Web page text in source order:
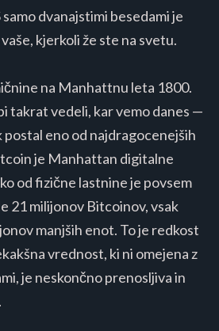
dvanajstimi besedami je
kjerkoli že ste na svetu.
na Manhattnu leta 1800.
takrat vedeli, kar vemo danes —
postal eno od najdragocenejših
je Manhattan digitalne
od fizične lastnine je povsem
21 milijonov Bitcoinov, vsak
manjših enot. To je redkost
vrednost, ki ni omejena z
je neskončno prenosljiva in